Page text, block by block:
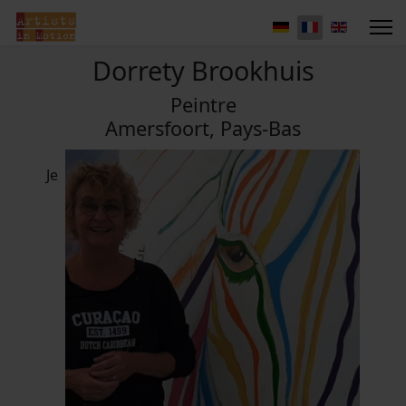
Dorrety Brookhuis
Peintre
Amersfoort, Pays-Bas
Je